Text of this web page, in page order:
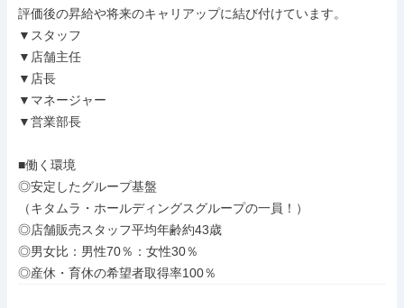
評価後の昇給や将来のキャリアップに結び付けています。
▼スタッフ
▼店舗主任
▼店長
▼マネージャー
▼営業部長
■働く環境
◎安定したグループ基盤
（キタムラ・ホールディングスグループの一員！）
◎店舗販売スタッフ平均年齢約43歳
◎男女比：男性70％：女性30％
◎産休・育休の希望者取得率100％